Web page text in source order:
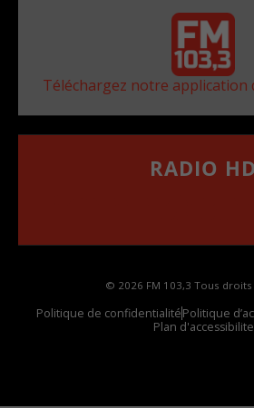
Téléchargez notre application
RADIO HD
© 2026 FM 103,3 Tous droits
Politique de confidentialitéPolitique
Plan d'accessibilite